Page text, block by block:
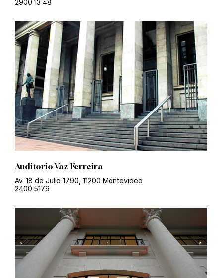
2900 13 48
Auditorio Vaz Ferreira
Av. 18 de Julio 1790, 11200 Montevideo
2400 5179